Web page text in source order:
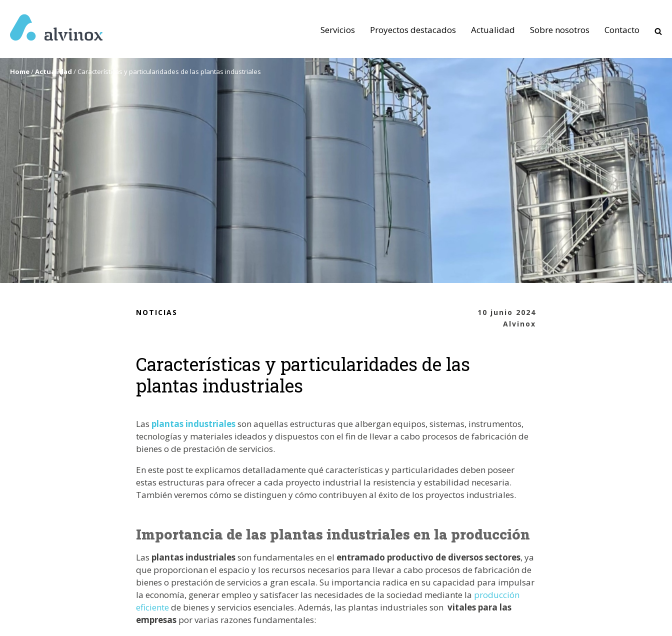
Servicios Proyectos destacados Actualidad Sobre nosotros Contacto
Home/Actualidad / Características y particularidades de las plantas industriales
NOTICIAS
10 junio 2024
Alvinox
Características y particularidades de las
plantas industriales
Las plantas industrialesson aquellas estructuras que albergan equipos, sistemas, instrumentos,
tecnologías y materiales ideados y dispuestos con el fin de llevar a cabo procesos de fabricación de
bienes o de prestación de servicios.
En este post te explicamos detalladamente qué características y particularidades deben poseer
estas estructuras para ofrecer a cada proyecto industrial la resistencia y estabilidad necesaria.
También veremos cómo se distinguen y cómo contribuyen al éxito de los proyectos industriales.
Importancia de las plantas industriales en la producción
Las plantas industrialesson fundamentales en el entramado productivo de diversos sectores, ya
que proporcionan el espacio y los recursos necesarios para llevar a cabo procesos de fabricación de
bienes o prestación de servicios a gran escala. Su importancia radica en su capacidad para impulsar
la economía, generar empleo y satisfacer las necesidades de la sociedad mediante la producción
eficiente de bienes y servicios esenciales. Además, las plantas industriales son vitales para las
empresas por varias razones fundamentales: